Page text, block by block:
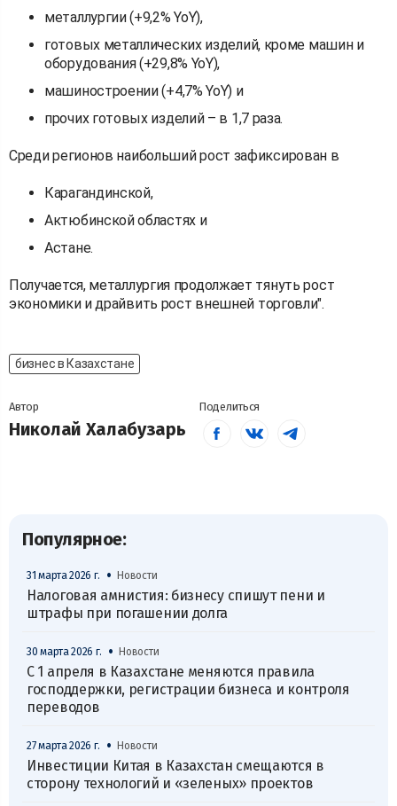
металлургии (+9,2% YoY),
готовых металлических изделий, кроме машин и
оборудования (+29,8% YoY),
машиностроении (+4,7% YoY) и
прочих готовых изделий – в 1,7 раза.
Среди регионов наибольший рост зафиксирован в
Карагандинской,
Актюбинской областях и
Астане.
Получается, металлургия продолжает тянуть рост
экономики и драйвить рост внешней торговли".
бизнес в Казахстане
Автор
Николай Халабузарь
Поделиться
Популярное:
31 марта 2026 г. • Новости
Налоговая амнистия: бизнесу спишут пени и
штрафы при погашении долга
30 марта 2026 г. • Новости
С 1 апреля в Казахстане меняются правила
господдержки, регистрации бизнеса и контроля
переводов
27 марта 2026 г. • Новости
Инвестиции Китая в Казахстан смещаются в
сторону технологий и «зеленых» проектов